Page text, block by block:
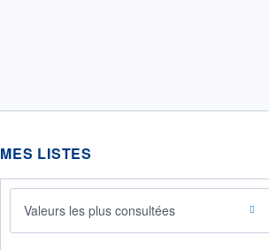
MES LISTES
Valeurs les plus consultées